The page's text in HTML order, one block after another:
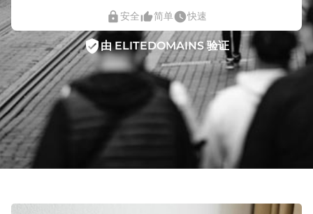
lock安全thumb_up_alt简单watch_later快速
verified_user由 ELITEDOMAINS 验证